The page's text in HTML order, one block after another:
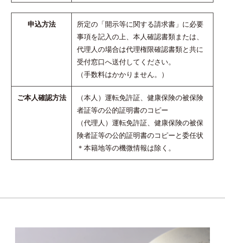
申込方法
所定の「開示等に関する請求書」に必要
事項を記入の上、本人確認書類または、
代理人の場合は代理権限確認書類と共に
受付窓口へ送付してください。
（手数料はかかりません。）
ご本人確認方法
（本人）運転免許証、健康保険の被保険
者証等の公的証明書のコピー
（代理人）運転免許証、健康保険の被保
険者証等の公的証明書のコピーと委任状
＊本籍地等の機微情報は除く。